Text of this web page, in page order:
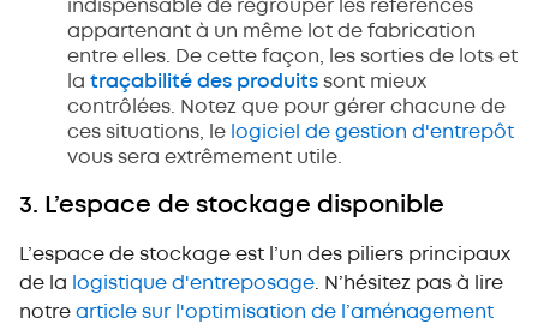
indispensable de regrouper les références
appartenant à un même lot de fabrication
entre elles. De cette façon, les sorties de lots et
la traçabilité des produits sont mieux
contrôlées. Notez que pour gérer chacune de
ces situations, le logiciel de gestion d'entrepôt
vous sera extrêmement utile.
3. L’espace de stockage disponible
L’espace de stockage est l’un des piliers principaux
de la logistique d'entreposage . N’hésitez pas à lire
notre article sur l'optimisation de l’aménagement